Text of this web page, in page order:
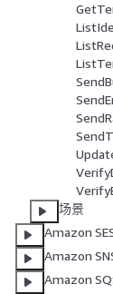
场景
Amazon
Amazon
Amazon